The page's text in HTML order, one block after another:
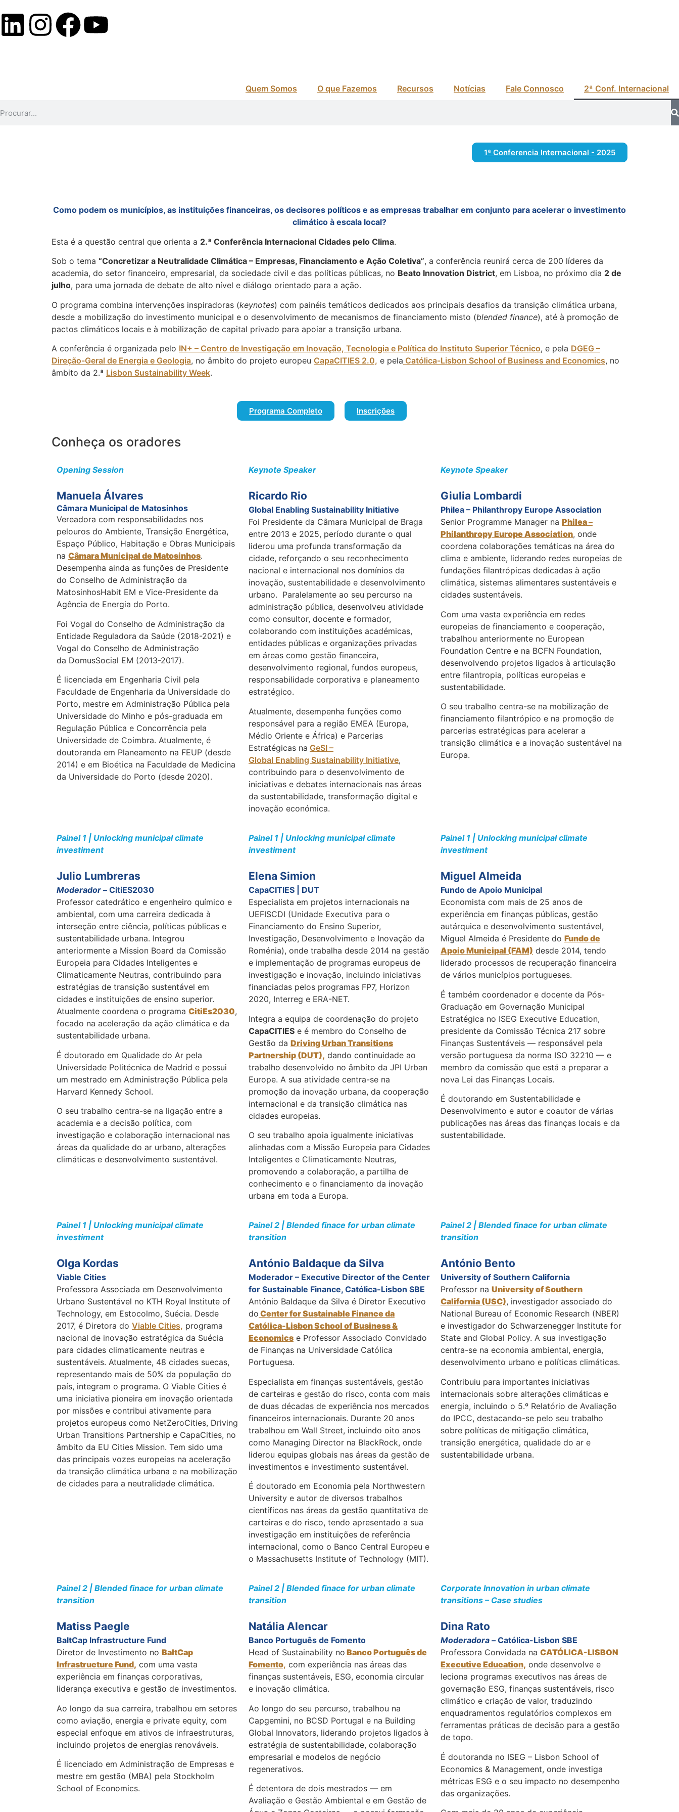
Quem Somos O que Fazemos Recursos Notícias Fale Connosco 2ª Conf. Internacional
1ª Conferencia Internacional - 2025
Como podem os municípios, as instituições financeiras, os decisores políticos e as empresas trabalhar em conjunto para acelerar o investimento
climático à escala local?
Esta é a questão central que orienta a 2.ª Conferência Internacional Cidades pelo Clima.
Sob o tema “Concretizar a Neutralidade Climática – Empresas, Financiamento e Ação Coletiva”, a conferência reunirá cerca de 200 líderes da
academia, do setor financeiro, empresarial, da sociedade civil e das políticas públicas, no Beato Innovation District, em Lisboa, no próximo dia 2 de
julho, para uma jornada de debate de alto nível e diálogo orientado para a ação.
O programa combina intervenções inspiradoras (keynotes) com painéis temáticos dedicados aos principais desafios da transição climática urbana,
desde a mobilização do investimento municipal e o desenvolvimento de mecanismos de financiamento misto (blended finance), até à promoção de
pactos climáticos locais e à mobilização de capital privado para apoiar a transição urbana.
A conferência é organizada pelo IN+ – Centro de Investigação em Inovação, Tecnologia e Política do Instituto Superior Técnico, e pela DGEG –
Direção-Geral de Energia e Geologia, no âmbito do projeto europeu CapaCITIES 2.0, e pela Católica-Lisbon School of Business and Economics, no
âmbito da 2.ª Lisbon Sustainability Week.
Programa Completo Inscrições
Conheça os oradores
Opening Session
Manuela Álvares
Câmara Municipal de Matosinhos
Vereadora com responsabilidades nos
pelouros do Ambiente, Transição Energética,
Espaço Público, Habitação e Obras Municipais
na Câmara Municipal de Matosinhos.
Desempenha ainda as funções de Presidente
do Conselho de Administração da
MatosinhosHabit EM e Vice-Presidente da
Agência de Energia do Porto.
Foi Vogal do Conselho de Administração da
Entidade Reguladora da Saúde (2018-2021) e
Vogal do Conselho de Administração
da DomusSocial EM (2013-2017).
É licenciada em Engenharia Civil pela
Faculdade de Engenharia da Universidade do
Porto, mestre em Administração Pública pela
Universidade do Minho e pós-graduada em
Regulação Pública e Concorrência pela
Universidade de Coimbra. Atualmente, é
doutoranda em Planeamento na FEUP (desde
2014) e em Bioética na Faculdade de Medicina
da Universidade do Porto (desde 2020).
Keynote Speaker
Ricardo Rio
Global Enabling Sustainability Initiative
Foi Presidente da Câmara Municipal de Braga
entre 2013 e 2025, período durante o qual
liderou uma profunda transformação da
cidade, reforçando o seu reconhecimento
nacional e internacional nos domínios da
inovação, sustentabilidade e desenvolvimento
urbano. Paralelamente ao seu percurso na
administração pública, desenvolveu atividade
como consultor, docente e formador,
colaborando com instituições académicas,
entidades públicas e organizações privadas
em áreas como gestão financeira,
desenvolvimento regional, fundos europeus,
responsabilidade corporativa e planeamento
estratégico.
Atualmente, desempenha funções como
responsável para a região EMEA (Europa,
Médio Oriente e África) e Parcerias
Estratégicas na GeSI –
Global Enabling Sustainability Initiative,
contribuindo para o desenvolvimento de
iniciativas e debates internacionais nas áreas
da sustentabilidade, transformação digital e
inovação económica.
Keynote Speaker
Giulia Lombardi
Philea – Philanthropy Europe Association
Senior Programme Manager na Philea –
Philanthropy Europe Association, onde
coordena colaborações temáticas na área do
clima e ambiente, liderando redes europeias de
fundações filantrópicas dedicadas à ação
climática, sistemas alimentares sustentáveis e
cidades sustentáveis.
Com uma vasta experiência em redes
europeias de financiamento e cooperação,
trabalhou anteriormente no European
Foundation Centre e na BCFN Foundation,
desenvolvendo projetos ligados à articulação
entre filantropia, políticas europeias e
sustentabilidade.
O seu trabalho centra-se na mobilização de
financiamento filantrópico e na promoção de
parcerias estratégicas para acelerar a
transição climática e a inovação sustentável na
Europa.
Painel 1 | Unlocking municipal climate
investiment
Julio Lumbreras
Moderador –CitiES2030
Professor catedrático e engenheiro químico e
ambiental, com uma carreira dedicada à
interseção entre ciência, políticas públicas e
sustentabilidade urbana. Integrou
anteriormente a Mission Board da Comissão
Europeia para Cidades Inteligentes e
Climaticamente Neutras, contribuindo para
estratégias de transição sustentável em
cidades e instituições de ensino superior.
Atualmente coordena o programa CitiEs2030,
focado na aceleração da ação climática e da
sustentabilidade urbana.
É doutorado em Qualidade do Ar pela
Universidade Politécnica de Madrid e possui
um mestrado em Administração Pública pela
Harvard Kennedy School.
O seu trabalho centra-se na ligação entre a
academia e a decisão política, com
investigação e colaboração internacional nas
áreas da qualidade do ar urbano, alterações
climáticas e desenvolvimento sustentável.
Painel 1 | Unlocking municipal climate
investiment
Elena Simion
CapaCITIES | DUT
Especialista em projetos internacionais na
UEFISCDI (Unidade Executiva para o
Financiamento do Ensino Superior,
Investigação, Desenvolvimento e Inovação da
Roménia), onde trabalha desde 2014 na gestão
e implementação de programas europeus de
investigação e inovação, incluindo iniciativas
financiadas pelos programas FP7, Horizon
2020, Interreg e ERA-NET.
Integra a equipa de coordenação do projeto
CapaCITIESe é membro do Conselho de
Gestão da Driving Urban Transitions
Partnership(DUT), dando continuidade ao
trabalho desenvolvido no âmbito da JPI Urban
Europe. A sua atividade centra-se na
promoção da inovação urbana, da cooperação
internacional e da transição climática nas
cidades europeias.
O seu trabalho apoia igualmente iniciativas
alinhadas com a Missão Europeia para Cidades
Inteligentes e Climaticamente Neutras,
promovendo a colaboração, a partilha de
conhecimento e o financiamento da inovação
urbana em toda a Europa.
Painel 1 | Unlocking municipal climate
investiment
Miguel Almeida
Fundo de Apoio Municipal
Economista com mais de 25 anos de
experiência em finanças públicas, gestão
autárquica e desenvolvimento sustentável,
Miguel Almeida é Presidente do Fundo de
Apoio Municipal (FAM) desde 2014, tendo
liderado processos de recuperação financeira
de vários municípios portugueses.
É também coordenador e docente da Pós-
Graduação em Governação Municipal
Estratégica no ISEG Executive Education,
presidente da Comissão Técnica 217 sobre
Finanças Sustentáveis — responsável pela
versão portuguesa da norma ISO 32210 — e
membro da comissão que está a preparar a
nova Lei das Finanças Locais.
É doutorando em Sustentabilidade e
Desenvolvimento e autor e coautor de várias
publicações nas áreas das finanças locais e da
sustentabilidade.
Painel 1 | Unlocking municipal climate
investiment
Olga Kordas
Viable Cities
Professora Associada em Desenvolvimento
Urbano Sustentável no KTH Royal Institute of
Technology, em Estocolmo, Suécia. Desde
2017, é Diretora do Viable Cities, programa
nacional de inovação estratégica da Suécia
para cidades climaticamente neutras e
sustentáveis. Atualmente, 48 cidades suecas,
representando mais de 50% da população do
país, integram o programa. O Viable Cities é
uma iniciativa pioneira em inovação orientada
por missões e contribui ativamente para
projetos europeus como NetZeroCities, Driving
Urban Transitions Partnership e CapaCities, no
âmbito da EU Cities Mission. Tem sido uma
das principais vozes europeias na aceleração
da transição climática urbana e na mobilização
de cidades para a neutralidade climática.
Painel 2 | Blended finace for urban climate
transition
António Baldaque da Silva
Moderador – Executive Director of the Center
for Sustainable Finance, Católica-Lisbon SBE
António Baldaque da Silva é Diretor Executivo
do Center for Sustainable Finance da
Católica-Lisbon School of Business &
Economicse Professor Associado Convidado
de Finanças na Universidade Católica
Portuguesa.
Especialista em finanças sustentáveis, gestão
de carteiras e gestão do risco, conta com mais
de duas décadas de experiência nos mercados
financeiros internacionais. Durante 20 anos
trabalhou em Wall Street, incluindo oito anos
como Managing Director na BlackRock, onde
liderou equipas globais nas áreas da gestão de
investimentos e investimento sustentável.
É doutorado em Economia pela Northwestern
University e autor de diversos trabalhos
científicos nas áreas da gestão quantitativa de
carteiras e do risco, tendo apresentado a sua
investigação em instituições de referência
internacional, como o Banco Central Europeu e
o Massachusetts Institute of Technology (MIT).
Painel 2 | Blended finace for urban climate
transition
António Bento
University of Southern California
Professor na University of Southern
California (USC), investigador associado do
National Bureau of Economic Research (NBER)
e investigador do Schwarzenegger Institute for
State and Global Policy. A sua investigação
centra-se na economia ambiental, energia,
desenvolvimento urbano e políticas climáticas.
Contribuiu para importantes iniciativas
internacionais sobre alterações climáticas e
energia, incluindo o 5.º Relatório de Avaliação
do IPCC, destacando-se pelo seu trabalho
sobre políticas de mitigação climática,
transição energética, qualidade do ar e
sustentabilidade urbana.
Painel 2 | Blended finace for urban climate
transition
Matiss Paegle
BaltCap Infrastructure Fund
Diretor de Investimento no BaltCap
Infrastructure Fund, com uma vasta
experiência em finanças corporativas,
liderança executiva e gestão de investimentos.
Ao longo da sua carreira, trabalhou em setores
como aviação, energia e private equity, com
especial enfoque em ativos de infraestruturas,
incluindo projetos de energias renováveis.
É licenciado em Administração de Empresas e
mestre em gestão (MBA) pela Stockholm
School of Economics.
Painel 2 | Blended finace for urban climate
transition
Natália Alencar
Banco Português de Fomento
Head of Sustainability no Banco Português de
Fomento, com experiência nas áreas das
finanças sustentáveis, ESG, economia circular
e inovação climática.
Ao longo do seu percurso, trabalhou na
Capgemini, no BCSD Portugal e na Building
Global Innovators, liderando projetos ligados à
estratégia de sustentabilidade, colaboração
empresarial e modelos de negócio
regenerativos.
É detentora de dois mestrados — em
Avaliação e Gestão Ambiental e em Gestão de
Corporate Innovation in urban climate
transitions – Case studies
Dina Rato
Moderadora –Católica-Lisbon SBE
Professora Convidada na CATÓLICA-LISBON
Executive Education, onde desenvolve e
leciona programas executivos nas áreas de
governação ESG, finanças sustentáveis, risco
climático e criação de valor, traduzindo
enquadramentos regulatórios complexos em
ferramentas práticas de decisão para a gestão
de topo.
É doutoranda no ISEG – Lisbon School of
Economics & Management, onde investiga
métricas ESG e o seu impacto no desempenho
das organizações.